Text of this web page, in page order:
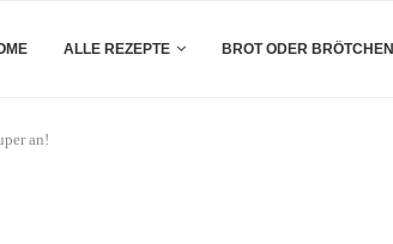
ALLE REZEPTE BROT ODER BRÖTCHEN
an!